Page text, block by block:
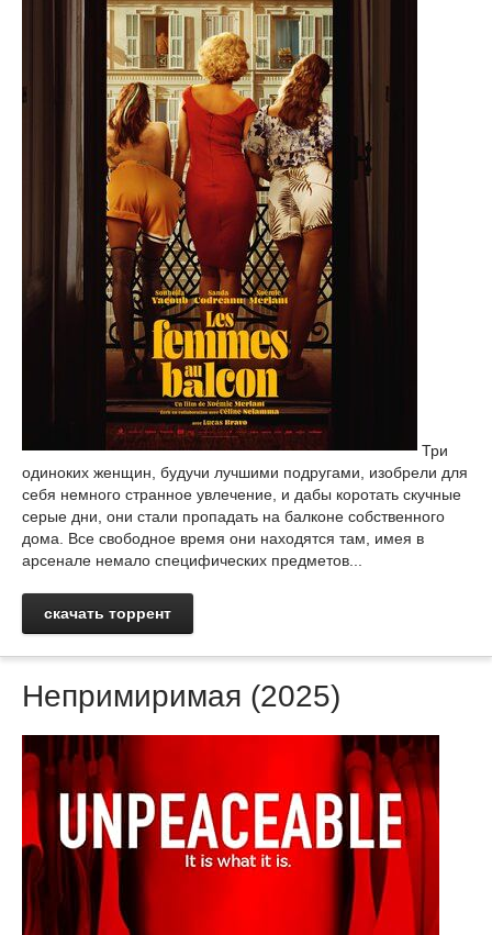
Три
одиноких женщин, будучи лучшими подругами, изобрели для
себя немного странное увлечение, и дабы коротать скучные
серые дни, они стали пропадать на балконе собственного
дома. Все свободное время они находятся там, имея в
арсенале немало специфических предметов...
скачать торрент
Непримиримая (2025)